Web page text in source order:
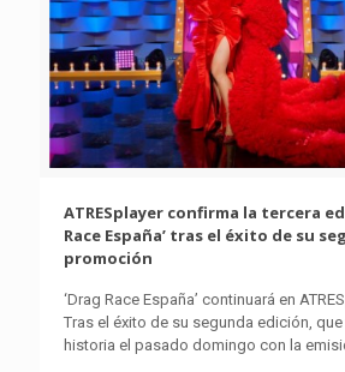
ATRESplayer confirma la tercera
Race España’ tras el éxito de su
promoción
‘Drag Race España’ continuará en
Tras el éxito de su segunda edición,
historia el pasado domingo con la